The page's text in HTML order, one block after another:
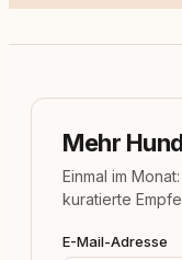
Mehr
Einmal im
kuratierte
E-Mail-Adresse